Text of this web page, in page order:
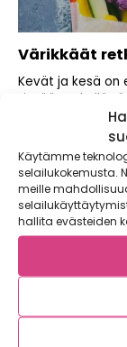
Käytämme
selailukokemusta.
meille
hallita evästeiden
Värikkäät
Kevät ja kesä on
tietää: retkellä